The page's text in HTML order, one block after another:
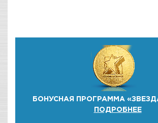
БОНУСНАЯ ПРОГРАММА
ПОДРОБНЕЕ